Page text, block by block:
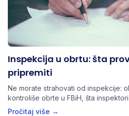
Inspekcija u obrtu: šta
pripremiti
Ne morate strahovati od inspekcije:
kontroliše obrte u FBiH, šta
dokumente trebate imati spremne.
Pročitaj više →